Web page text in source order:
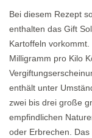
Bei diesem Rezept
enthalten das Gift
Kartoffeln
Milligramm pro Kilo
enthält unter
zwei bis drei große
empfindlichen
oder Erbrechen.